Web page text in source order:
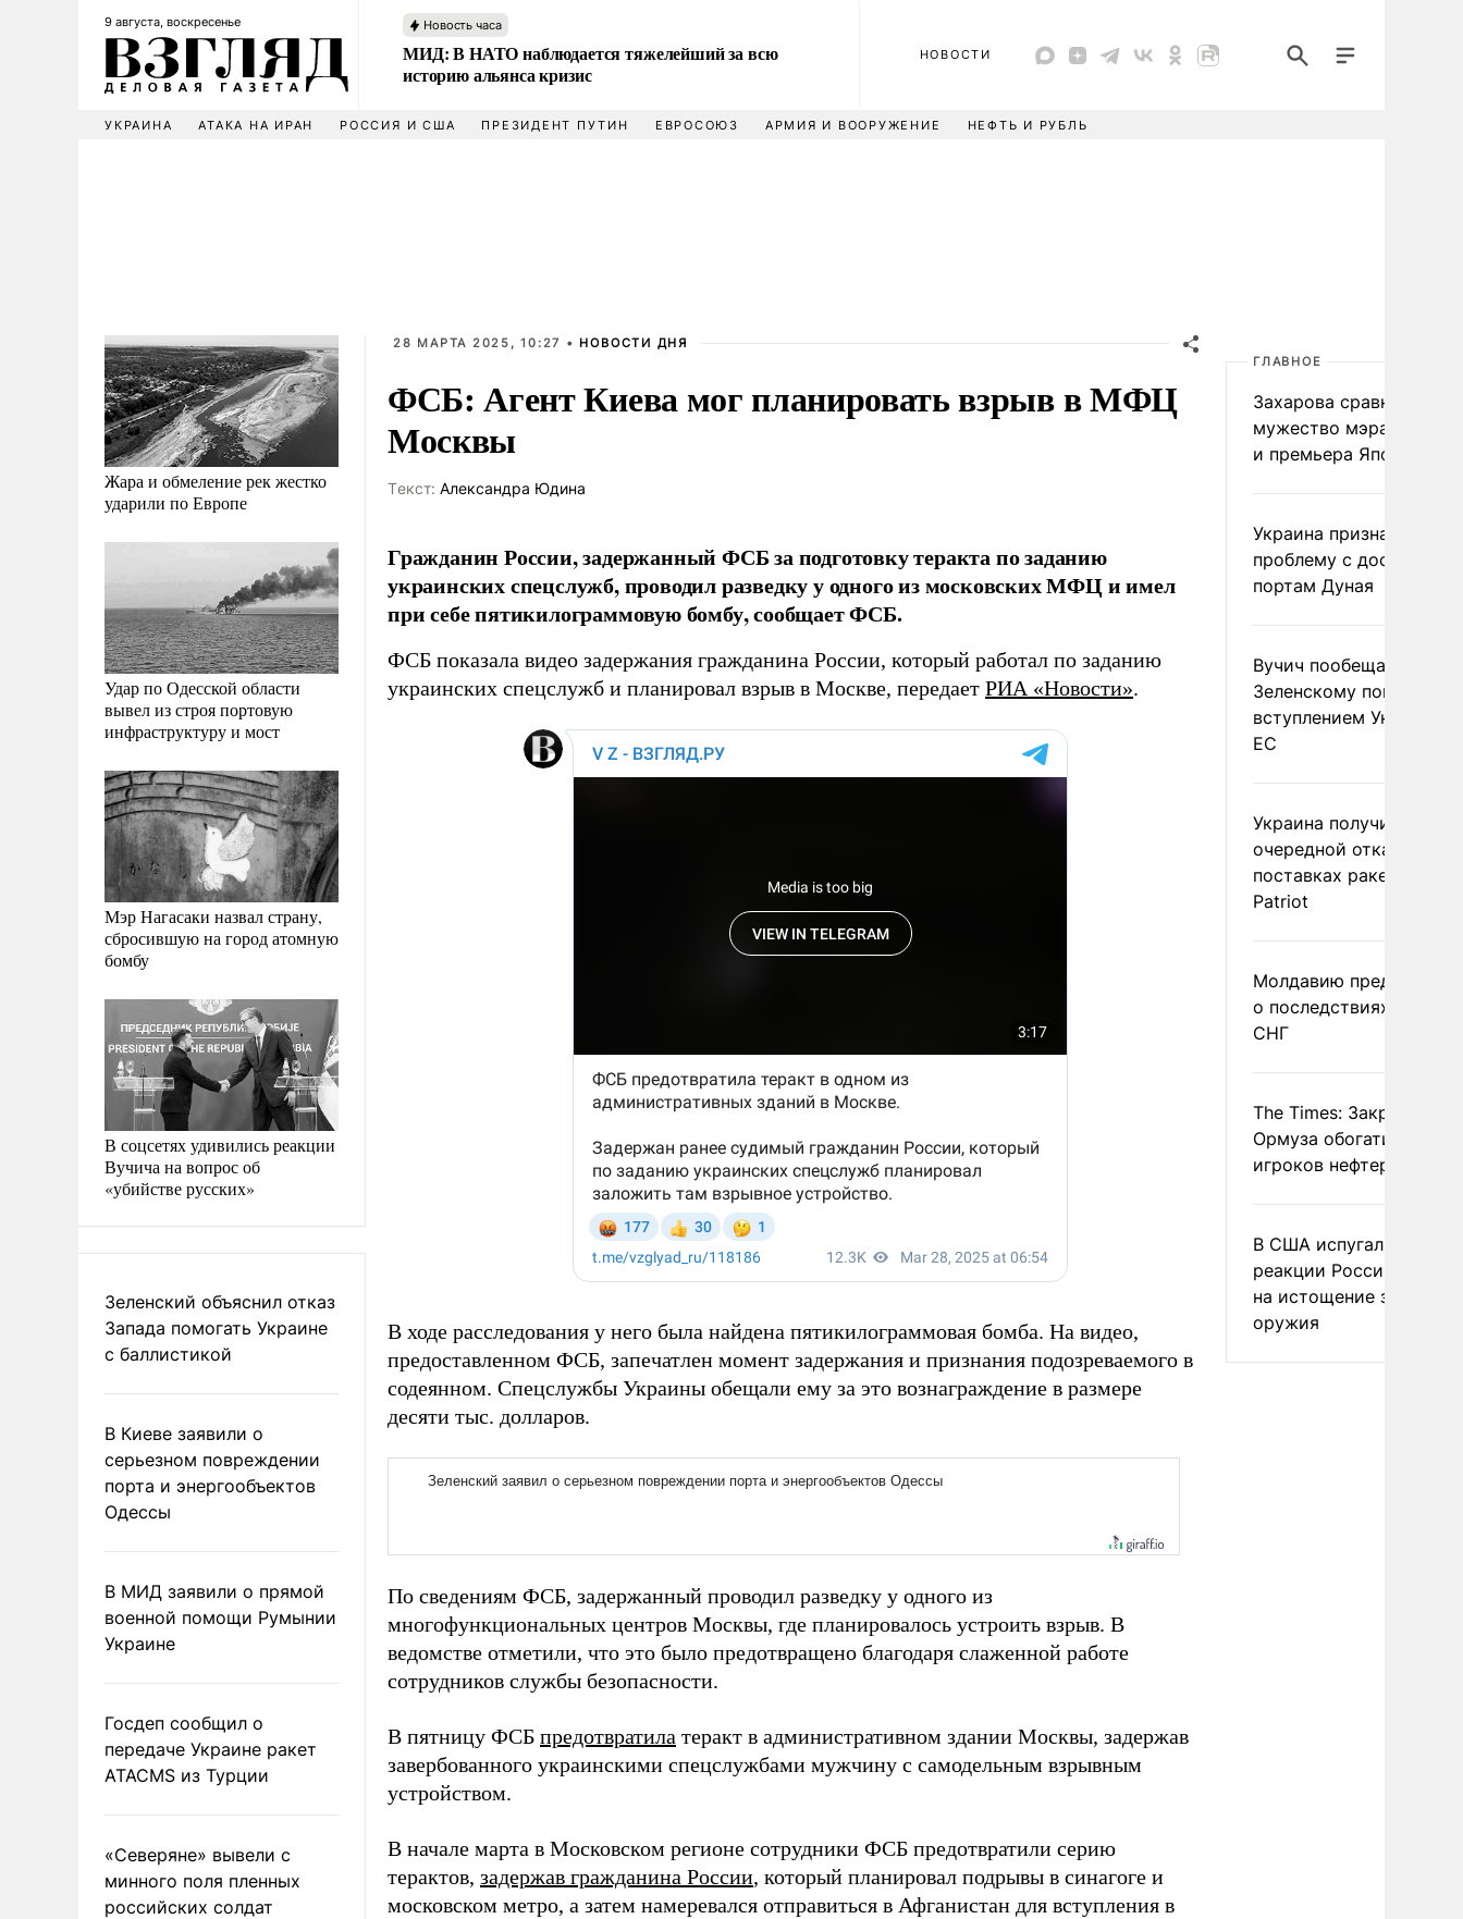
9 августа, воскресенье Новость часа
МИД: В НАТО наблюдается тяжелейший за всю
историю альянса кризис
НОВОСТИ
УКРАИНА АТАКА НА ИРАН РОССИЯ И США ПРЕЗИДЕНТ ПУТИН ЕВРОСОЮЗ АРМИЯ И ВООРУЖЕНИЕ НЕФТЬ И РУБЛЬ
Жара и обмеление рек жестко
ударили по Европе
Удар по Одесской области
вывел из строя портовую
инфраструктуру и мост
Мэр Нагасаки назвал страну,
сбросившую на город атомную
бомбу
В соцсетях удивились реакции
Вучича на вопрос об
«убийстве русских»
Зеленский объяснил отказ
Запада помогать Украине
с баллистикой
В Киеве заявили о
серьезном повреждении
порта и энергообъектов
Одессы
В МИД заявили о прямой
военной помощи Румынии
Украине
Госдеп сообщил о
передаче Украине ракет
ATACMS из Турции
«Северяне» вывели с
минного поля пленных
российских солдат
28 МАРТА 2025, 10:27 • НОВОСТИ ДНЯ
ФСБ: Агент Киева мог планировать взрыв в МФЦ
Москвы
Tекст: Александра Юдина
Гражданин России, задержанный ФСБ за подготовку теракта по заданию
украинских спецслужб, проводил разведку у одного из московских МФЦ и имел
при себе пятикилограммовую бомбу, сообщает ФСБ.
ФСБ показала видео задержания гражданина России, который работал по заданию
украинских спецслужб и планировал взрыв в Москве, передает РИА «Новости».
В ходе расследования у него была найдена пятикилограммовая бомба. На видео,
предоставленном ФСБ, запечатлен момент задержания и признания подозреваемого в
содеянном. Спецслужбы Украины обещали ему за это вознаграждение в размере
десяти тыс. долларов.
По сведениям ФСБ, задержанный проводил разведку у одного из
многофункциональных центров Москвы, где планировалось устроить взрыв. В
ведомстве отметили, что это было предотвращено благодаря слаженной работе
сотрудников службы безопасности.
В пятницу ФСБ предотвратила теракт в административном здании Москвы, задержав
завербованного украинскими спецслужбами мужчину с самодельным взрывным
устройством.
В начале марта в Московском регионе сотрудники ФСБ предотвратили серию
терактов, задержав гражданина России, который планировал подрывы в синагоге и
московском метро, а затем намеревался отправиться в Афганистан для вступления в
ГЛАВНОЕ
Захарова сравнила
мужество мэра
и премьера Японии
Украина признала
проблему с доступом к
портам Дуная
Вучич пообещал
Зеленскому помочь со
вступлением Украины в
ЕС
Украина получила
очередной отказ в
поставках ракет для
Patriot
Молдавию
о последствиях выхода
СНГ
The Times: Закрытие
Ормуза обогатило
игроков нефтерынка
В США испугались
реакции России и
на истощение запасов
оружия